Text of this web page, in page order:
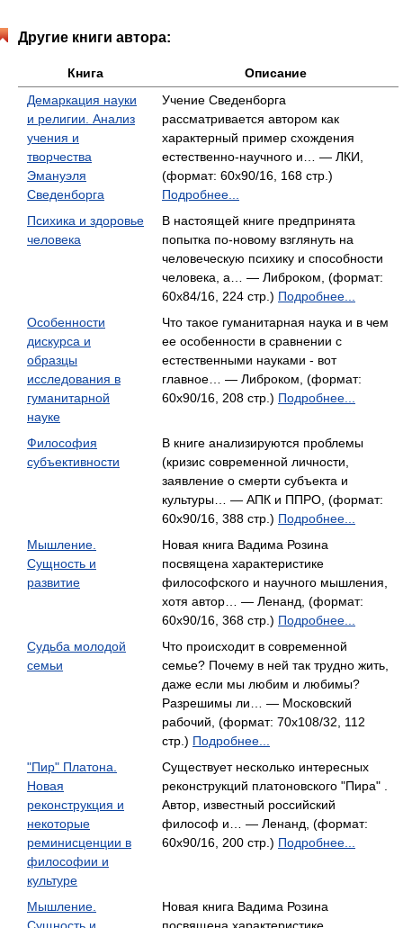
Другие книги автора:
Книга
Описание
Демаркация науки
и религии. Анализ
учения и
творчества
Эмануэля
Сведенборга
Учение Сведенборга
рассматривается автором как
характерный пример схождения
естественно-научного и… — ЛКИ,
(формат: 60x90/16, 168 стр.)
Подробнее...
Психика и здоровье
человека
В настоящей книге предпринята
попытка по-новому взглянуть на
человеческую психику и способности
человека, а… — Либроком, (формат:
60x84/16, 224 стр.) Подробнее...
Особенности
дискурса и
образцы
исследования в
гуманитарной
науке
Что такое гуманитарная наука и в чем
ее особенности в сравнении с
естественными науками - вот
главное… — Либроком, (формат:
60x90/16, 208 стр.) Подробнее...
Философия
субъективности
В книге анализируются проблемы
(кризис современной личности,
заявление о смерти субъекта и
культуры… — АПК и ППРО, (формат:
60x90/16, 388 стр.) Подробнее...
Мышление.
Сущность и
развитие
Новая книга Вадима Розина
посвящена характеристике
философского и научного мышления,
хотя автор… — Ленанд, (формат:
60x90/16, 368 стр.) Подробнее...
Судьба молодой
семьи
Что происходит в современной
семье? Почему в ней так трудно жить,
даже если мы любим и любимы?
Разрешимы ли… — Московский
рабочий, (формат: 70x108/32, 112
стр.) Подробнее...
"Пир" Платона.
Новая
реконструкция и
некоторые
реминисценции в
философии и
культуре
Существует несколько интересных
реконструкций платоновского "Пира" .
Автор, известный российский
философ и… — Ленанд, (формат:
60x90/16, 200 стр.) Подробнее...
Мышление.
Новая книга Вадима Розина